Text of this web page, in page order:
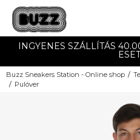
INGYENES SZÁLLÍTÁS
Buzz Sneakers Station - Online shop
Pulóver